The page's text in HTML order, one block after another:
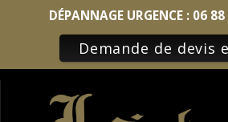
Skip
DÉPANNAGE URGENCE : 06
Demande de devis